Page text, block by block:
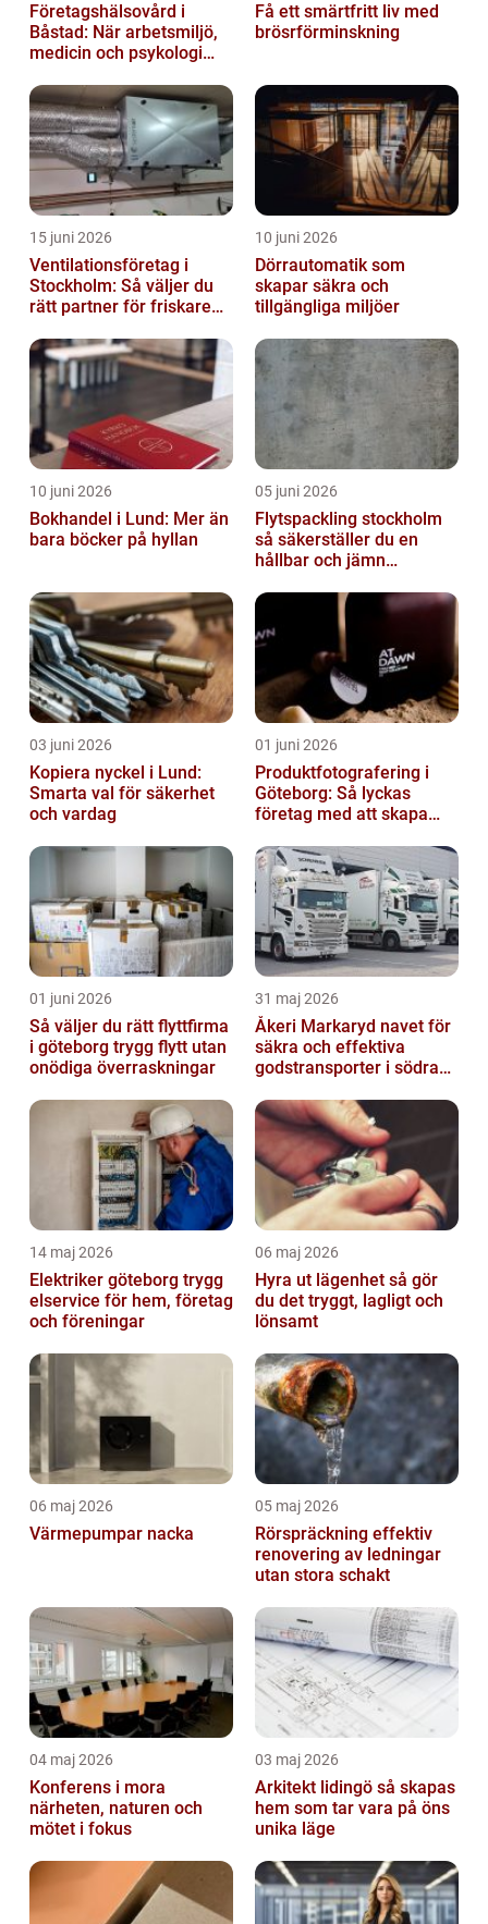
Företagshälsovård i
Båstad: När arbetsmiljö,
medicin och psykologi
Få ett smärtfritt liv med
brösrförminskning
15 juni 2026
Ventilationsföretag i
Stockholm: Så väljer du
rätt partner för friskare
10 juni 2026
Dörrautomatik som
skapar säkra och
tillgängliga miljöer
10 juni 2026
Bokhandel i Lund: Mer än
bara böcker på hyllan
05 juni 2026
Flytspackling stockholm
så säkerställer du en
hållbar och jämn
03 juni 2026
Kopiera nyckel i Lund:
Smarta val för säkerhet
och vardag
01 juni 2026
Produktfotografering i
Göteborg: Så lyckas
företag med att skapa
01 juni 2026
Så väljer du rätt flyttfirma
i göteborg trygg flytt utan
onödiga överraskningar
31 maj 2026
Åkeri Markaryd navet för
säkra och effektiva
godstransporter i södra
14 maj 2026
Elektriker göteborg trygg
elservice för hem, företag
och föreningar
06 maj 2026
Hyra ut lägenhet så gör
du det tryggt, lagligt och
lönsamt
06 maj 2026
Värmepumpar nacka
05 maj 2026
Rörspräckning effektiv
renovering av ledningar
utan stora schakt
04 maj 2026
Konferens i mora
närheten, naturen och
mötet i fokus
03 maj 2026
Arkitekt lidingö så skapas
hem som tar vara på öns
unika läge